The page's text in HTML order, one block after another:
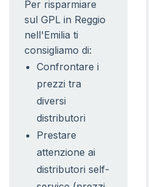
Per risparmiare
sul GPL in Reggio
nell'Emilia ti
consigliamo di:
Confrontare i
prezzi tra
diversi
distributori
Prestare
attenzione ai
distributori self-